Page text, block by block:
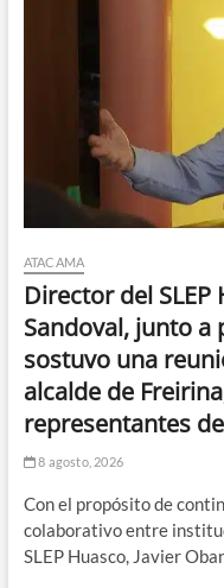
ATACAMA
Director del SLEP
Sandoval, junto a
sostuvo una
alcalde de
representantes
8 agosto, 2026
Con el propósito de
colaborativo entre
SLEP Huasco, Javier